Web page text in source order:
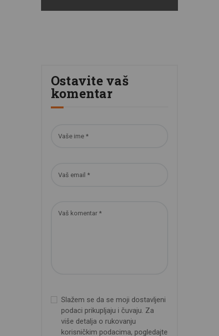
Ostavite vaš
komentar
Slažem se da se moji dostavljeni
podaci prikupljaju i čuvaju. Za
više detalja o rukovanju
korisničkim podacima, pogledajte